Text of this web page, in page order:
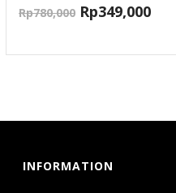
Rp780,000 Rp349,000
INFORMATION